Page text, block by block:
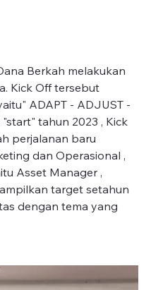
Berkah melakukan
Kick Off tersebut
ADAPT - ADJUST -
"start" tahun 2023 , Kick
perjalanan baru
dan Operasional ,
Asset Manager ,
target setahun
dengan tema yang